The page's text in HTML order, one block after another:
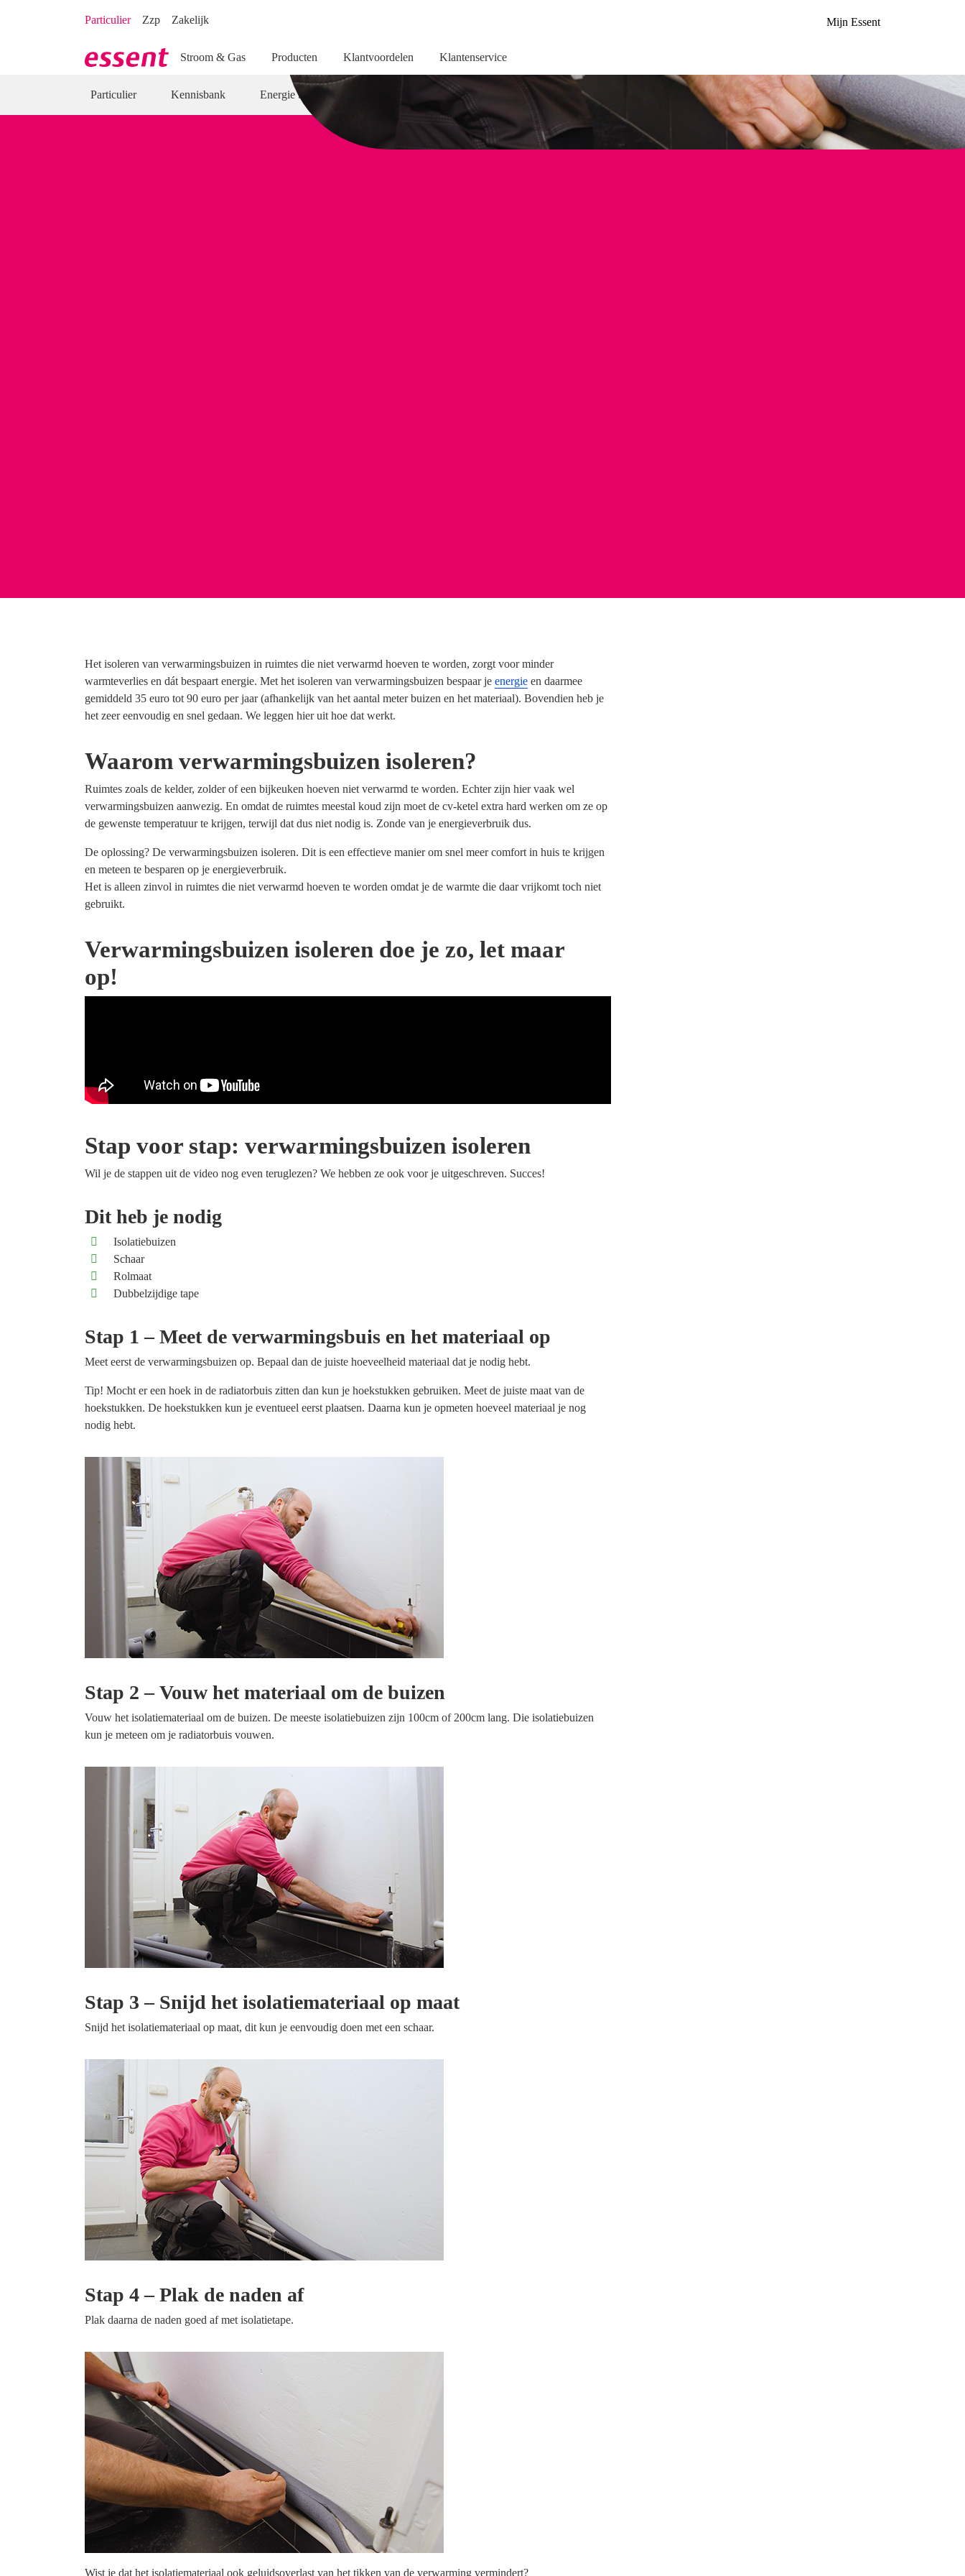
Direct naar hoofdinhoud
Direct naar inloggen
Particulier Zzp Zakelijk Mijn Essent
Stroom & Gas Producten Klantvoordelen Klantenservice
Particulier Kennisbank Energie besparen Verwarmingsbuizen isoleren
Het isoleren van verwarmingsbuizen in ruimtes die niet verwarmd hoeven te worden, zorgt voor minder
warmteverlies en dát bespaart energie. Met het isoleren van verwarmingsbuizen bespaar je energie en daarmee
gemiddeld 35 euro tot 90 euro per jaar (afhankelijk van het aantal meter buizen en het materiaal). Bovendien heb je
het zeer eenvoudig en snel gedaan. We leggen hier uit hoe dat werkt.
Waarom verwarmingsbuizen isoleren?
Ruimtes zoals de kelder, zolder of een bijkeuken hoeven niet verwarmd te worden. Echter zijn hier vaak wel
verwarmingsbuizen aanwezig. En omdat de ruimtes meestal koud zijn moet de cv-ketel extra hard werken om ze op
de gewenste temperatuur te krijgen, terwijl dat dus niet nodig is. Zonde van je energieverbruik dus.
De oplossing? De verwarmingsbuizen isoleren. Dit is een effectieve manier om snel meer comfort in huis te krijgen
en meteen te besparen op je energieverbruik.
Het is alleen zinvol in ruimtes die niet verwarmd hoeven te worden omdat je de warmte die daar vrijkomt toch niet
gebruikt.
Verwarmingsbuizen isoleren doe je zo, let maar
op!
Stap voor stap: verwarmingsbuizen isoleren
Wil je de stappen uit de video nog even teruglezen? We hebben ze ook voor je uitgeschreven. Succes!
Dit heb je nodig
Isolatiebuizen
Schaar
Rolmaat
Dubbelzijdige tape
Stap 1 – Meet de verwarmingsbuis en het materiaal op
Meet eerst de verwarmingsbuizen op. Bepaal dan de juiste hoeveelheid materiaal dat je nodig hebt.
Tip! Mocht er een hoek in de radiatorbuis zitten dan kun je hoekstukken gebruiken. Meet de juiste maat van de
hoekstukken. De hoekstukken kun je eventueel eerst plaatsen. Daarna kun je opmeten hoeveel materiaal je nog
nodig hebt.
Stap 2 – Vouw het materiaal om de buizen
Vouw het isolatiemateriaal om de buizen. De meeste isolatiebuizen zijn 100cm of 200cm lang. Die isolatiebuizen
kun je meteen om je radiatorbuis vouwen.
Stap 3 – Snijd het isolatiemateriaal op maat
Snijd het isolatiemateriaal op maat, dit kun je eenvoudig doen met een schaar.
Stap 4 – Plak de naden af
Plak daarna de naden goed af met isolatietape.
Wist je dat het isolatiemateriaal ook geluidsoverlast van het tikken van de verwarming vermindert?